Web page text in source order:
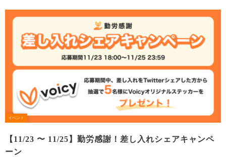
イベント
【11/23 〜 11/25】勤労感謝！差し入れシェアキャンペ
ーン